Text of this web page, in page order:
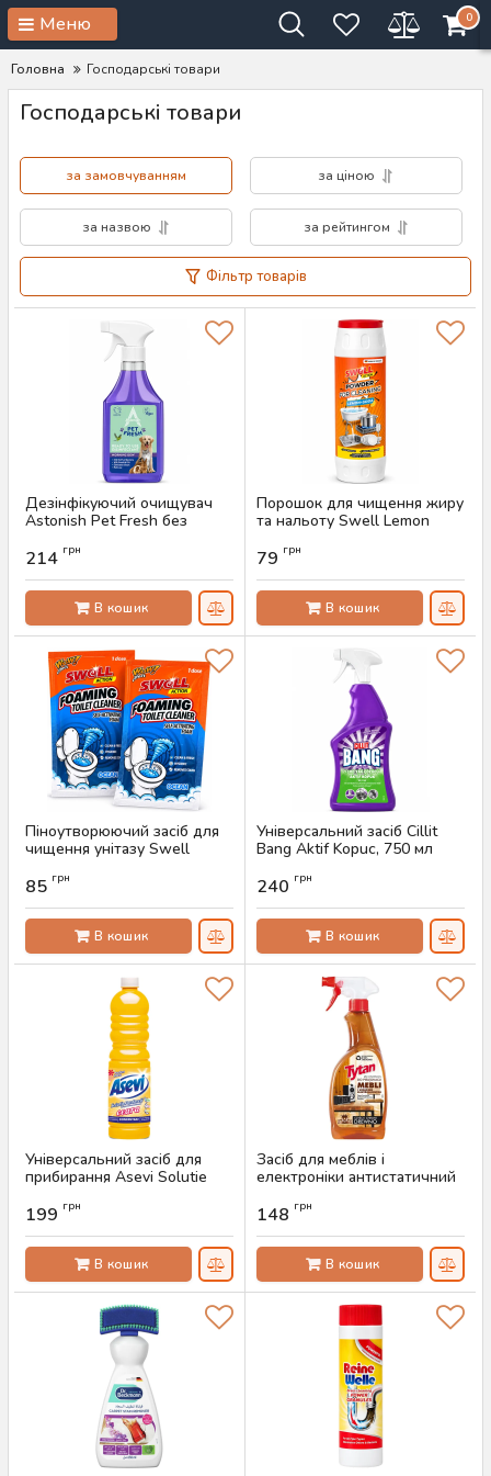
Меню 0
Головна Господарські товари
Господарські товари
за замовчуванням за ціною
за назвою за рейтингом
Фільтр товарів
Дезінфікуючий очищувач
Astonish Pet Fresh без
Артикул:
214 грн
В кошик
Порошок для чищення жиру
та нальоту Swell Lemon
Артикул:
79 грн
В кошик
Піноутворюючий засіб для
чищення унітазу Swell
Артикул:
85 грн
В кошик
Універсальний засіб Cillit
Bang Aktif Kopuc, 750 мл
240 грн
В кошик
Універсальний засіб для
прибирання Asevi Solutie
Артикул:
199 грн
В кошик
Засіб для меблів і
електроніки антистатичний
Артикул:
148 грн
В кошик